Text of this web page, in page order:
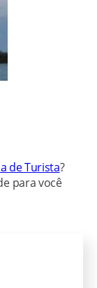
de Turista?
para você